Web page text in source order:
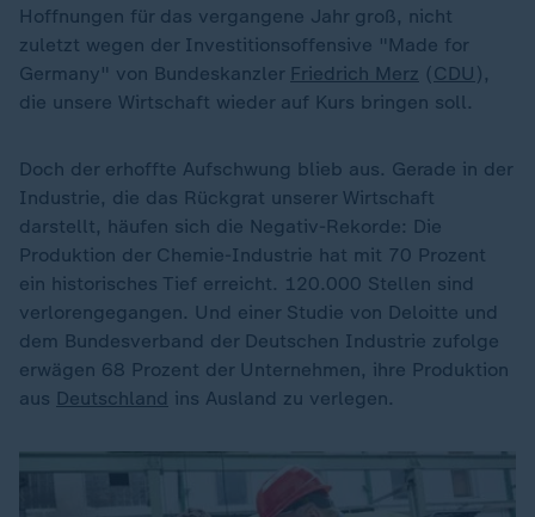
Hoffnungen für das vergangene Jahr groß, nicht
zuletzt wegen der Investitionsoffensive "Made for
Germany" von Bundeskanzler Friedrich Merz (CDU ),
die unsere Wirtschaft wieder auf Kurs bringen soll.
Doch der erhoffte Aufschwung blieb aus. Gerade in der
Industrie, die das Rückgrat unserer Wirtschaft
darstellt, häufen sich die Negativ-Rekorde: Die
Produktion der Chemie-Industrie hat mit 70 Prozent
ein historisches Tief erreicht. 120.000 Stellen sind
verlorengegangen. Und einer Studie von Deloitte und
dem Bundesverband der Deutschen Industrie zufolge
erwägen 68 Prozent der Unternehmen, ihre Produktion
aus Deutschland ins Ausland zu verlegen.